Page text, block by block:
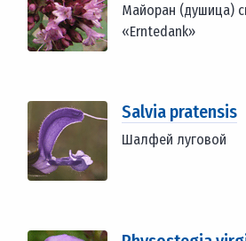
Майоран (душица)
«Erntedank»
Salvia pratensis
Шалфей луговой